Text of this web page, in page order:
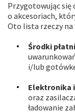
Przygotowując się
o akcesoriach,
Oto lista rzeczy na
Środki
i/lub
Elektronika
oraz
ładowanie